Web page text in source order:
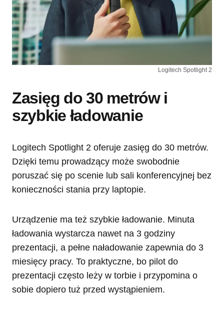
Logitech Spotlight 2
Zasięg do 30 metrów i
szybkie ładowanie
Logitech Spotlight 2 oferuje zasięg do 30 metrów.
Dzięki temu prowadzący może swobodnie
poruszać się po scenie lub sali konferencyjnej bez
konieczności stania przy laptopie.
Urządzenie ma też szybkie ładowanie. Minuta
ładowania wystarcza nawet na 3 godziny
prezentacji, a pełne naładowanie zapewnia do 3
miesięcy pracy. To praktyczne, bo pilot do
prezentacji często leży w torbie i przypomina o
sobie dopiero tuż przed wystąpieniem.